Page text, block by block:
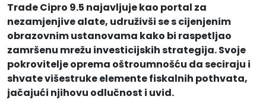
Trade Cipro 9.5 najavljuje kao portal za
nezamjenjive alate, udruživši se s cijenjenim
obrazovnim ustanovama kako bi raspetljao
zamršenu mrežu investicijskih strategija. Svoje
pokrovitelje oprema oštroumnošću da seciraju i
shvate višestruke elemente fiskalnih pothvata,
jačajući njihovu odlučnost i uvid.